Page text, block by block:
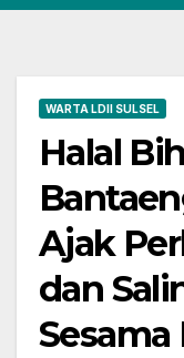
WARTA LDII SULSEL
Halal
Ajak
dan